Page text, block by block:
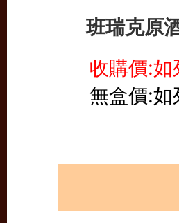
班瑞克原
收購價:如
無盒價:如